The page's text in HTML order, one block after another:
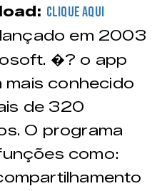
CLIQUE AQUI
em 2003
�? o app
mais conhecido
de 320
O programa
como: